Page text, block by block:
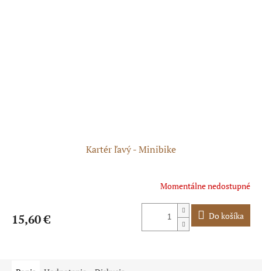
Kartér ľavý - Minibike
Momentálne nedostupné
15,60 € Do košíka